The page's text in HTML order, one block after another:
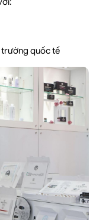
trường quốc tế